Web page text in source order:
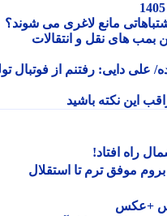
مانع لاغری می شوند؟
های نقل و انتقالات
دایی: رفتنم از فوتبال تولد
نکته باشید
افتاد!
ترم تا استقلال
+عکس